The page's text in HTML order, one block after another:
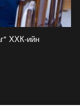
Испани
ХХК-ийн